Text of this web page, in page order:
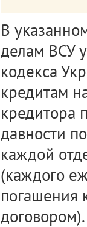
В
делам ВСУ
кодекса
кредитам
кредитора
давности
каждой
(каждого
погашения
договором).